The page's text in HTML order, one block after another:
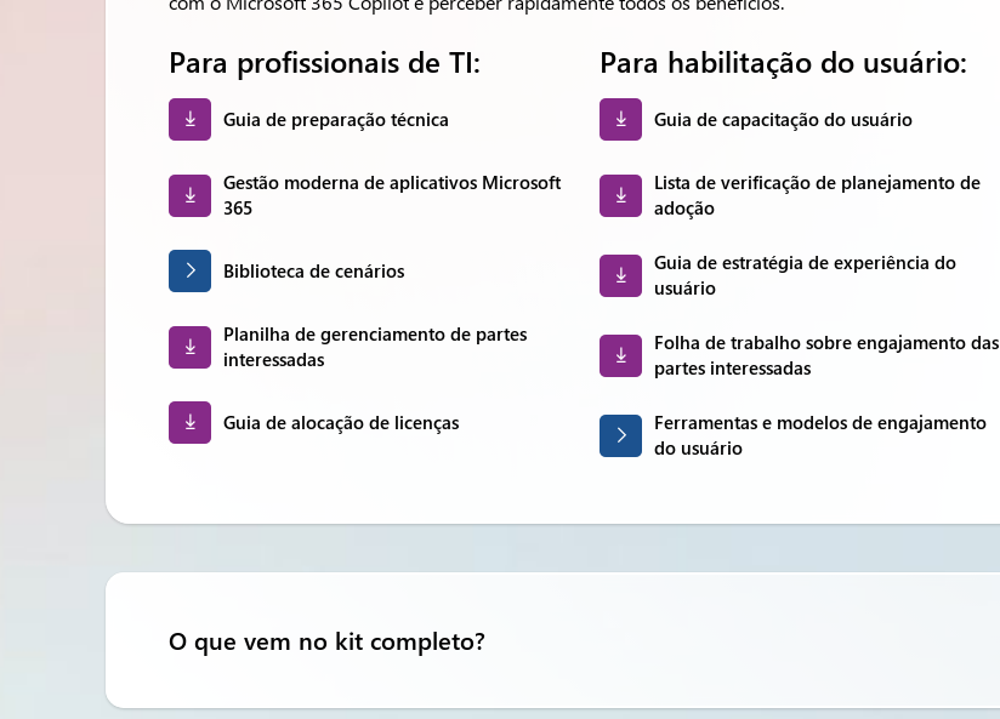
Para profissionais de TI:
Guia de preparação técnica
Gestão moderna de aplicativos Microsoft
365
Biblioteca de cenários
Planilha de gerenciamento de partes
interessadas
Guia de alocação de licenças
Para habilitação do usuário:
Guia de capacitação do usuário
Lista de verificação de planejamento de
adoção
Guia de estratégia de experiência do
usuário
Folha de trabalho sobre engajamento das
partes interessadas
Ferramentas e modelos de engajamento
do usuário
O que vem no kit completo?